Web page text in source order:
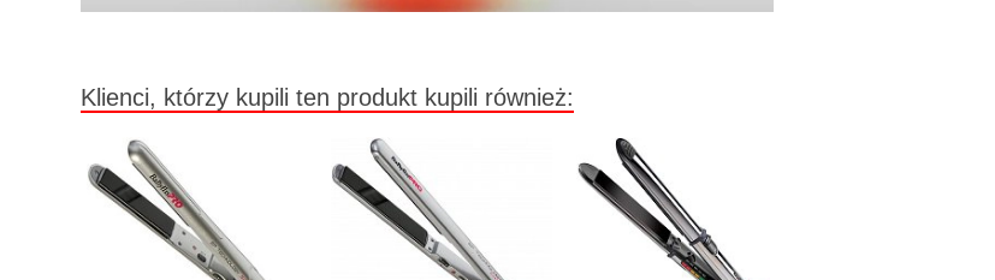
Klienci, którzy kupili ten produkt kupili również: